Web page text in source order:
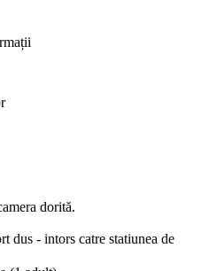
dorită.
dus - intors catre statiunea de